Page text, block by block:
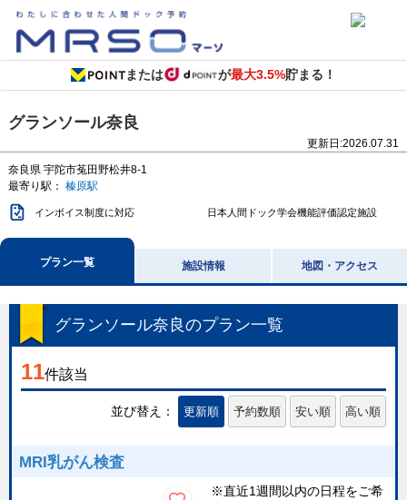
または が最大3.5%貯まる！
グランソール奈良
更新日:2026.07.31
奈良県 宇陀市菟田野松井8-1
最寄り駅： 榛原駅
インボイス制度に対応 日本人間ドック学会機能評価認定施設
プラン一覧 施設情報 地図・アクセス
グランソール奈良のプラン一覧
11件該当
並び替え： 更新順 予約数順 安い順 高い順
MRI乳がん検査
※直近1週間以内の日程をご希